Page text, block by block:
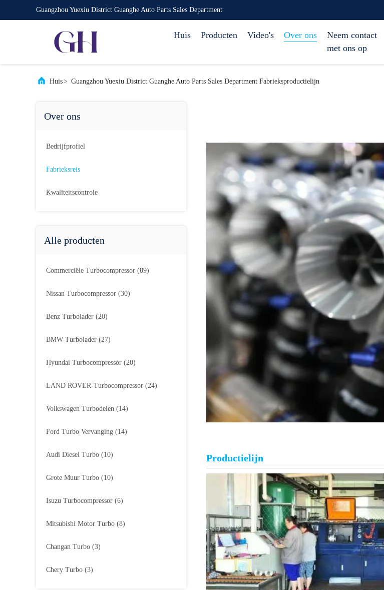
Guangzhou Yuexiu District Guanghe Auto Parts Sales Department
Huis Producten Video's Over ons
Neem contact
met ons op
Huis> Guangzhou Yuexiu District Guanghe Auto Parts Sales Department Fabrieksproductielijn
Over ons
Bedrijfprofiel
Fabrieksreis
Kwaliteitscontrole
Alle producten
Commerciële Turbocompressor (89)
Nissan Turbocompressor (30)
Benz Turbolader (20)
BMW-Turbolader (27)
Hyundai Turbocompressor (20)
LAND ROVER-Turbocompressor (24)
Volkswagen Turbodelen (14)
Ford Turbo Vervanging (14)
Audi Diesel Turbo (10)
Grote Muur Turbo (10)
Isuzu Turbocompressor (6)
Mitsubishi Motor Turbo (8)
Changan Turbo (3)
Chery Turbo (3)
Productielijn